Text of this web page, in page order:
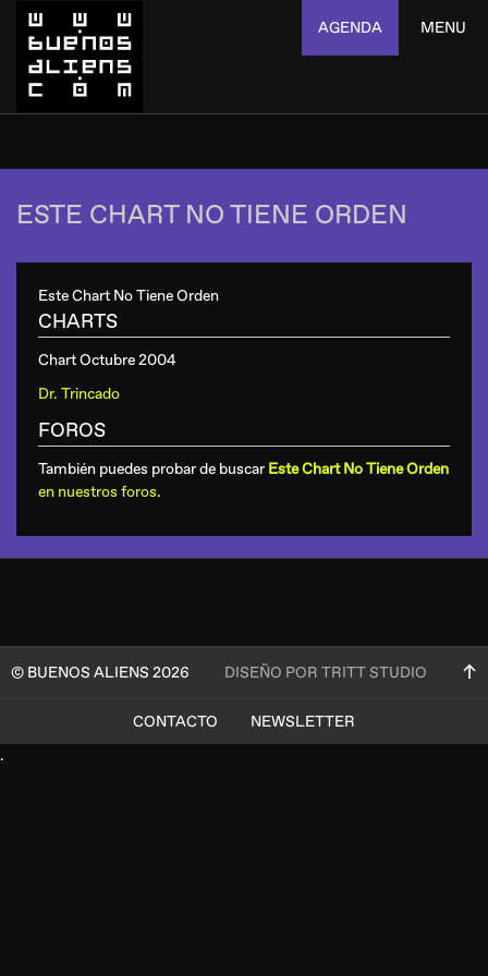
AGENDA MENU
ESTE CHART NO TIENE ORDEN
Este Chart No Tiene Orden
CHARTS
Chart Octubre 2004
Dr. Trincado
FOROS
También puedes probar de buscar Este Chart No Tiene Orden
en nuestros foros.
© BUENOS ALIENS 2026 DISEÑO POR TRITT STUDIO
CONTACTO
NEWSLETTER
.